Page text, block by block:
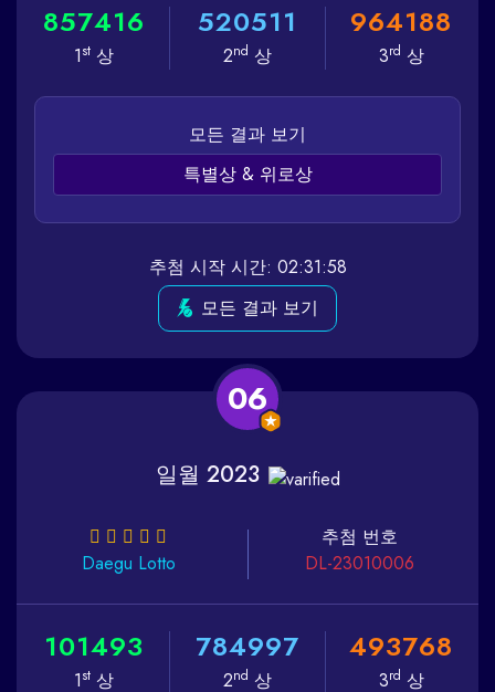
857416
1st상
520511
2nd 상
964188
3rd 상
모든 결과 보기
특별상 & 위로상
추첨 시작 시간: 02:31:58
모든 결과 보기
06
일월 2023
Daegu Lotto
추첨 번호
DL-23010006
101493
1st상
784997
2nd 상
493768
3rd 상